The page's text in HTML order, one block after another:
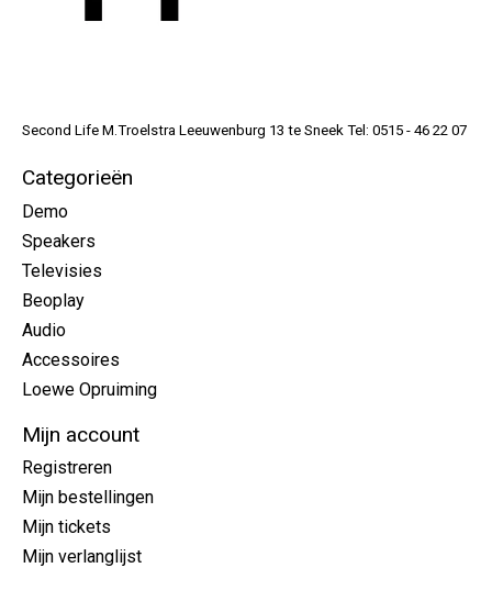
Second Life M.Troelstra Leeuwenburg 13 te Sneek Tel: 0515 - 46 22 07
Categorieën
Demo
Speakers
Televisies
Beoplay
Audio
Accessoires
Loewe Opruiming
Mijn account
Registreren
Mijn bestellingen
Mijn tickets
Mijn verlanglijst